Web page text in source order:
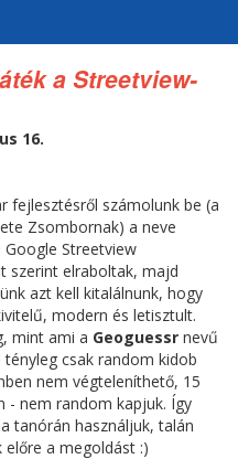
a Streetview-
16.
fejlesztésről számolunk be (a
Zsombornak) a neve
Google Streetview
szerint elraboltak, majd
azt kell kitalálnunk, hogy
modern és letisztult.
mint ami a Geoguessr nevű
tényleg csak random kidob
nem végteleníthető, 15
- nem random kapjuk. Így
tanórán használjuk, talán
a megoldást :)